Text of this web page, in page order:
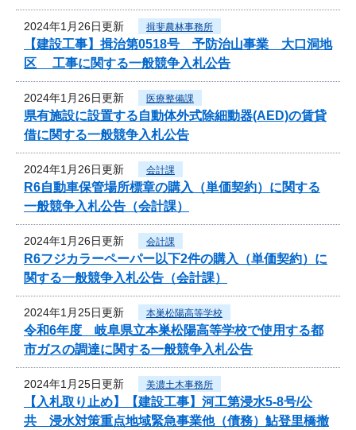
2024年1月26日更新 揖斐農林事務所
【建設工事】揖治第0518号 予防治山事業 大口洞地
区 工事に関する一般競争入札公告
2024年1月26日更新 医療整備課
県有施設に設置する自動体外式除細動器(AED)の賃貸
借に関する一般競争入札公告
2024年1月26日更新 会計課
R6自動車保管場所標章の購入（単価契約）に関する
一般競争入札公告（会計課）
2024年1月26日更新 会計課
R6フジカラーペーパー以下2件の購入（単価契約）に
関する一般競争入札公告（会計課）
2024年1月25日更新 本巣松陽高等学校
令和6年度 岐阜県立本巣松陽高等学校で使用する都
市ガスの調達に関する一般競争入札公告
2024年1月25日更新 美濃土木事務所
【入札取り止め】【建設工事】河工第浸水5-8号/公
共 浸水対策重点地域緊急事業他（債務）鮎登里橋撤